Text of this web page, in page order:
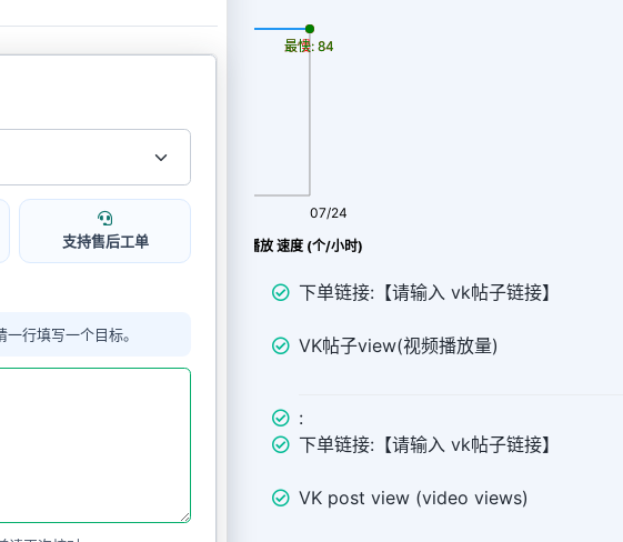
支持售后工单
行填写一个目标。
vk 帖子 view播放 速度 (个/小时)
07/24
最慢: 84
最快: 84
下单链接:【请输入 vk帖子链接】
VK帖子view(视频播放量)
:
下单链接:【请输入 vk帖子链接】
VK post view (video views)